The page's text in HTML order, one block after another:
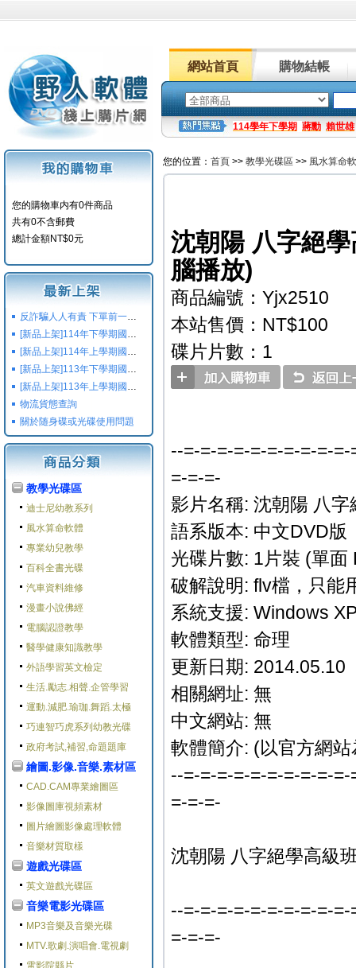
網站首頁 購物結帳
114學年下學期 蔣勳 賴世雄
您的購物車内有0件商品
共有0不含郵費
總計金額NT$0元
反詐騙人人有責 下單前一定要注意
[新品上架]114年下學期國小國中高中命題光碟,校用卷,習作
[新品上架]114年上學期國小國中高中命題光碟,校用卷,習作
[新品上架]113年下學期國小國中高中命題光碟,校用卷,習作
[新品上架]113年上學期國小國中高中命題光碟,校用卷,習作
物流貨態查詢
關於随身碟或光碟使用問題
教學光碟區
迪士尼幼教系列
風水算命軟體
專業幼兒教學
百科全書光碟
汽車資料維修
漫畫小說佛經
電腦認證教學
醫學健康知識教學
外語學習英文檢定
生活.勵志.相聲.企管學習
運動.減肥.瑜珈.舞蹈.太極
巧連智巧虎系列幼教光碟
政府考試,補習,命題題庫
繪圖.影像.音樂.素材區
CAD.CAM專業繪圖區
影像圖庫視頻素材
圖片繪圖影像處理軟體
音樂材質取樣
遊戲光碟區
英文遊戲光碟區
音樂電影光碟區
MP3音樂及音樂光碟
MTV.歌劇.演唱會.電視劇
電影院縣片
您的位置： 首頁 >> 教學光碟區 >> 風水算命
沈朝陽 八字絕
腦播放)
商品編號：Yjx2510
本站售價：NT$100
碟片片數：1
--=-=-=-=-=-=-=-=-=-
=-=-=-
影片名稱: 沈朝陽 八
語系版本: 中文DVD版
光碟片數: 1片裝 (單面
破解說明: flv檔，只能
系統支援: Windows
軟體類型: 命理
更新日期: 2014.05.10
相關網址: 無
中文網站: 無
軟體簡介: (以官方網站
--=-=-=-=-=-=-=-=-=-
=-=-=-
沈朝陽 八字絕學高級
--=-=-=-=-=-=-=-=-=-
=-=-=-